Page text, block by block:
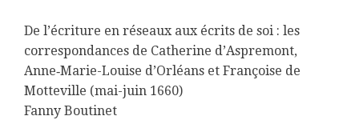
De l’écriture en réseaux aux écrits de soi : les
correspondances de Catherine d’Aspremont,
Anne‑Marie-Louise d’Orléans et Françoise de
Motteville (mai-juin 1660)
Fanny Boutinet